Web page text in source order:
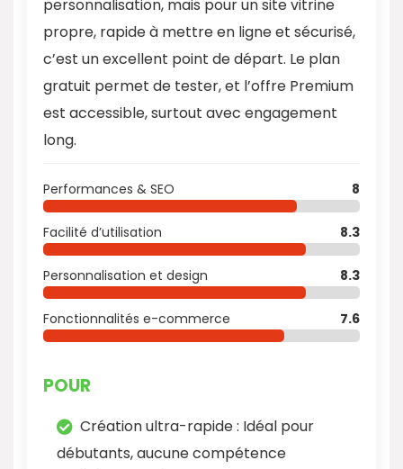
personnalisation, mais pour un site vitrine
propre, rapide à mettre en ligne et sécurisé,
c’est un excellent point de départ. Le plan
gratuit permet de tester, et l’offre Premium
est accessible, surtout avec engagement
long.
Performances & SEO 8
Facilité d’utilisation 8.3
Personnalisation et design 8.3
Fonctionnalités e-commerce 7.6
POUR
Création ultra-rapide : Idéal pour
débutants, aucune compétence